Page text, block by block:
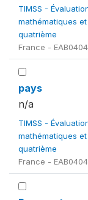
TIMSS -
mathématiques
quatrième
France -
pays
n/a
TIMSS -
mathématiques
quatrième
France -